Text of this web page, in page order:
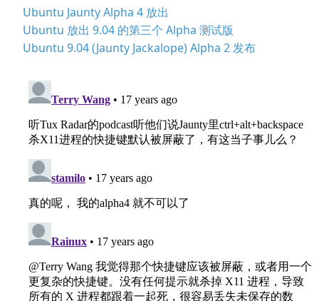
Ubuntu Jaunty Alpha 4 放出
Ubuntu 放出 9.04 的第三个 Alpha 测试版
Ubuntu 9.04 (Jaunty Jackalope) Alpha 2 发布